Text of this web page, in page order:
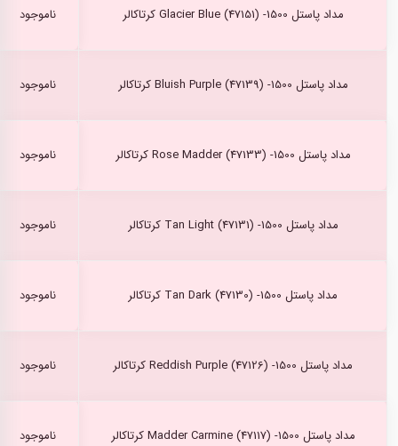
مداد پاستل Glacier Blue (47151) -1500 کرتاکالر ناموجود
مداد پاستل Bluish Purple (47139) -1500 کرتاکالر ناموجود
مداد پاستل Rose Madder (47133) -1500 کرتاکالر ناموجود
مداد پاستل Tan Light (47131) -1500 کرتاکالر ناموجود
مداد پاستل Tan Dark (47130) -1500 کرتاکالر ناموجود
مداد پاستل Reddish Purple (47126) -1500 کرتاکالر ناموجود
مداد پاستل Madder Carmine (47117) -1500 کرتاکالر ناموجود